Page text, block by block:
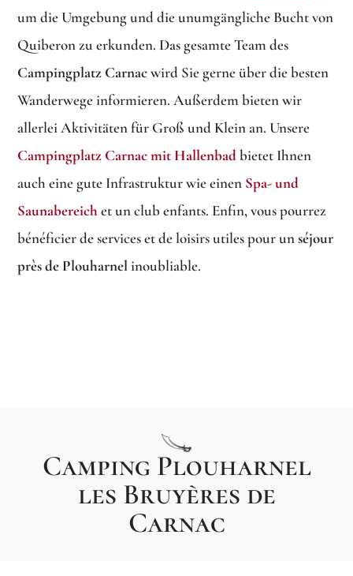
um die Umgebung und die unumgängliche Bucht von
Quiberon zu erkunden. Das gesamte Team des
Campingplatz Carnacwird Sie gerne über die besten
Wanderwege informieren. Außerdem bieten wir
allerlei Aktivitäten für Groß und Klein an. Unsere
Campingplatz Carnac mit Hallenbadbietet Ihnen
auch eine gute Infrastruktur wie einen Spa- und
Saunabereich et un club enfants. Enfin, vous pourrez
bénéficier de services et de loisirs utiles pour unséjour
près de Plouharnel inoubliable.
Camping Plouharnel
les Bruyères de
Carnac